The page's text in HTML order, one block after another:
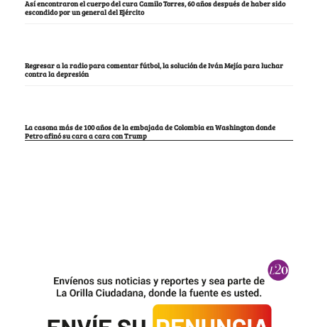
Así encontraron el cuerpo del cura Camilo Torres, 60 años después de haber sido
escondido por un general del Ejército
Regresar a la radio para comentar fútbol, la solución de Iván Mejía para luchar
contra la depresión
La casona más de 100 años de la embajada de Colombia en Washington donde
Petro afinó su cara a cara con Trump